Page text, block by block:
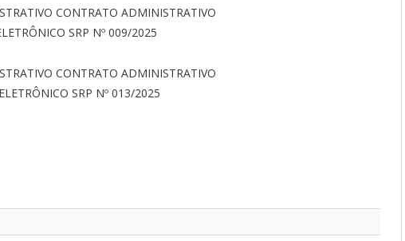
CONTRATO ADMINISTRATIVO
SRP Nº 009/2025
CONTRATO ADMINISTRATIVO
SRP Nº 013/2025